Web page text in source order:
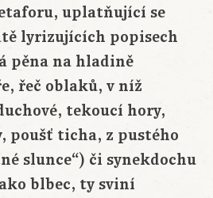
uplatňující se
lyrizujících popisech
pěna na hladině
řeč oblaků, v níž
tekoucí hory,
poušť ticha, z pustého
slunce“) či synekdochu
blbec, ty sviní